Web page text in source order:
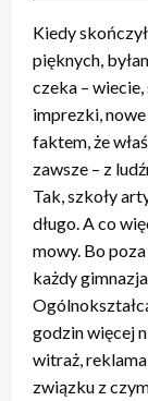
Kiedy
pięknych,
czeka –
imprezki,
faktem, że
zawsze – z
Tak, szkoły
długo. A co
mowy. Bo
każdy
godzin więcej
witraż,
związku z